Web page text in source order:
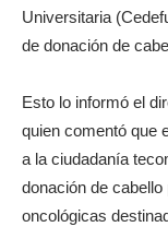
Universitaria
de donación de
Esto lo informó el
quien comentó que
a la ciudadanía
donación de
oncológicas